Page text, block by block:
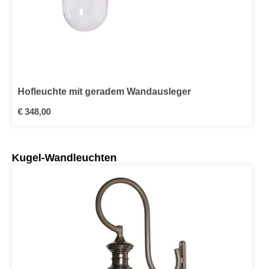
Hofleuchte mit geradem Wandausleger
Regulärer Preis:
€ 348,00
Produktgalerie überspringen
Kugel-Wandleuchten